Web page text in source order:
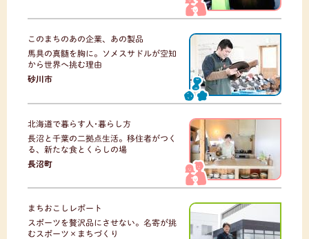
このまちのあの企業、あの製品
馬具の真髄を胸に。ソメスサドルが空知
から世界へ挑む理由
砂川市
北海道で暮らす人･暮らし方
長沼と千葉の二拠点生活。移住者がつく
る、新たな食とくらしの場
長沼町
まちおこしレポート
スポーツを贅沢品にさせない。名寄が挑
むスポーツ×まちづくり